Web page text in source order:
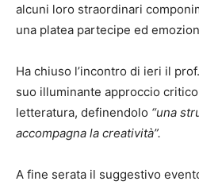
alcuni loro straordinari
una platea partecipe ed
Ha chiuso l’incontro di ieri il
suo illuminante approccio
letteratura, definendolo “una
accompagna la creatività”.
A fine serata il suggestivo